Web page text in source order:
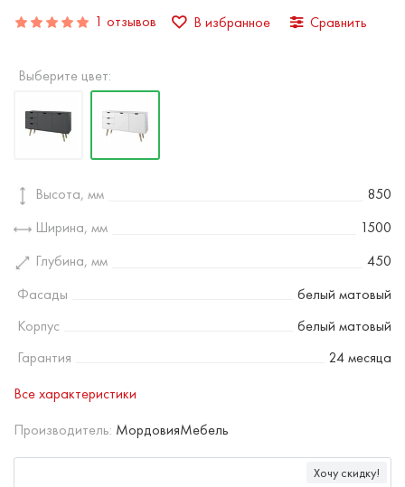
1 отзывов В избранное Сравнить
Выберите цвет:
Высота, мм
850
Ширина, мм
1500
Глубина, мм
450
Фасады
белый матовый
Корпус
белый матовый
Гарантия
24 месяца
Все характеристики
Производитель: МордовияМебель
Хочу скидку!